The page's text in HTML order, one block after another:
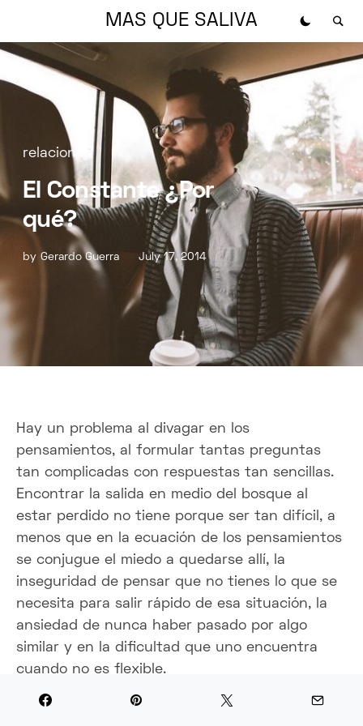
MAS QUE SALIVA
relaciones
El Constante ¿Por
qué?
by Gerardo Guerra July 17, 2014
Hay un problema al divagar en los
pensamientos, al formular tantas preguntas
tan complicadas con respuestas tan sencillas.
Encontrar la salida en medio del bosque al
estar perdido no tiene porque ser tan difícil, a
menos que en la ecuación de los pensamientos
se conjugue el miedo a quedarse allí, la
inseguridad de pensar que no tienes lo que se
necesita para salir rápido de esa situación, la
ansiedad de nunca haber pasado por algo
similar y en la dificultad que uno encuentra
cuando no es flexible.